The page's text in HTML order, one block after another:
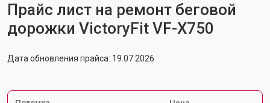
Прайс лист на ремонт беговой
дорожки VictoryFit VF-X750
Дата обновления прайса: 19.07.2026